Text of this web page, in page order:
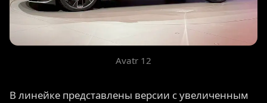
Avatr 12
В линейке представлены версии с увеличенным